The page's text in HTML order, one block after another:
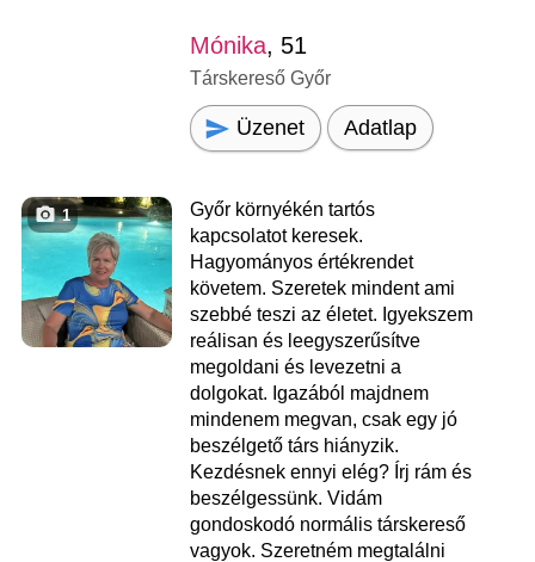
Mónika, 51
Társkereső Győr
Üzenet Adatlap
1
Győr környékén tartós
kapcsolatot keresek.
Hagyományos értékrendet
követem. Szeretek mindent ami
szebbé teszi az életet. Igyekszem
reálisan és leegyszerűsítve
megoldani és levezetni a
dolgokat. Igazából majdnem
mindenem megvan, csak egy jó
beszélgető társ hiányzik.
Kezdésnek ennyi elég? Írj rám és
beszélgessünk. Vidám
gondoskodó normális társkereső
vagyok. Szeretném megtalálni